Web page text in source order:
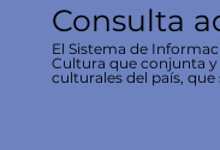
Consulta
El Sistema de
Cultura que conjunta
culturales del país,